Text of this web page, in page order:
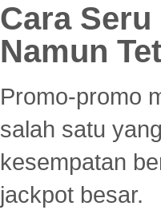
Cara
Namun
Promo-promo
salah satu
kesempatan
jackpot besar.